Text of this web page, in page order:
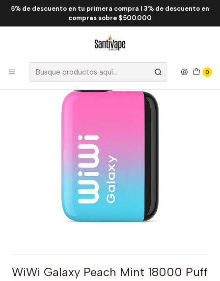
5% de descuento en tu primera compra | 3% de descuento en
compras sobre $500.000
0
Inicio WiWi WiWi Galaxy 18.000 Puff
WiWi Galaxy Peach Mint 18000 Puff
WiWi Galaxy Peach Mint 18000 Puff